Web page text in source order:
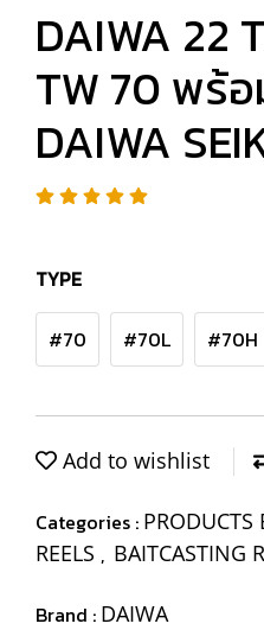
DAIWA 22
TW 70 พร้
DAIWA
TYPE
#70 #70L #70H
Add to wishlist
Categories : PRODUCTS
REELS , BAITCASTING
Brand : DAIWA